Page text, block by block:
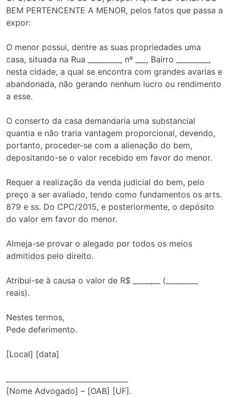
BEM PERTENCENTE A MENOR, pelos fatos que passa a
expor:
O menor possui, dentre as suas propriedades uma
casa, situada na Rua _________, nº ___, Bairro _________,
nesta cidade, a qual se encontra com grandes avarias e
abandonada, não gerando nenhum lucro ou rendimento
a esse.
O conserto da casa demandaria uma substancial
quantia e não traria vantagem proporcional, devendo,
portanto, proceder-se com a alienação do bem,
depositando-se o valor recebido em favor do menor.
Requer a realização da venda judicial do bem, pelo
preço a ser avaliado, tendo como fundamentos os arts.
879 e ss. Do CPC/2015, e posteriormente, o depósito
do valor em favor do menor.
Almeja-se provar o alegado por todos os meios
admitidos pelo direito.
Atribui-se à causa o valor de R$ _____,__ (_________
reais).
Nestes termos,
Pede deferimento.
[Local] [data]
[Nome Advogado] – [OAB] [UF].